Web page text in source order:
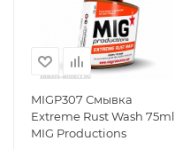
MIGP307 Смывка
Extreme Rust Wash 75ml
MIG Productions